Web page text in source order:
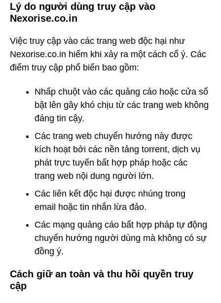
Lý do người dùng truy cập vào
Nexorise.co.in
Việc truy cập vào các trang web độc hại như
Nexorise.co.in hiếm khi xảy ra một cách cố ý. Các
điểm truy cập phổ biến bao gồm:
Nhấp chuột vào các quảng cáo hoặc cửa sổ
bật lên gây khó chịu từ các trang web không
đáng tin cậy.
Các trang web chuyển hướng này được
kích hoạt bởi các nền tảng torrent, dịch vụ
phát trực tuyến bất hợp pháp hoặc các
trang web nội dung người lớn.
Các liên kết độc hại được nhúng trong
email hoặc tin nhắn lừa đảo.
Các mạng quảng cáo bất hợp pháp tự động
chuyển hướng người dùng mà không có sự
đồng ý.
Cách giữ an toàn và thu hồi quyền truy
cập